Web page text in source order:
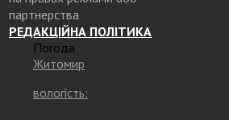
партнерства
РЕДАКЦІЙНА ПОЛІТИКА
Погода
Житомир
вологість: